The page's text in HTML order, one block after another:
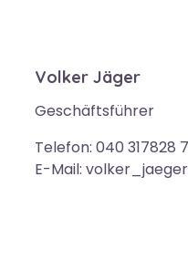
Volker Jäger
Geschäftsführer
Telefon: 040 317828
E-Mail: